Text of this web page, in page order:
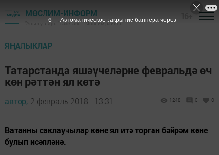
МӨСЛИМ-ИНФОРМ
"Авыл утлары" газетасы - Мөслим районы
ЯҢАЛЫКЛАР
Татарстанда яшәүчеләрне февральдә өч
көн рәттән ял көтә
автор, 2 февраль 2018 - 13:31 1248 0 0
Ватанны саклаучылар көне ял итә торган бәйрәм көне
булып исәпләнә.
5 Автоматическое закрытие баннера через